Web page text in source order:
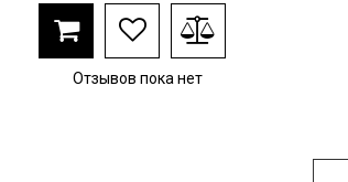
Отзывов пока нет